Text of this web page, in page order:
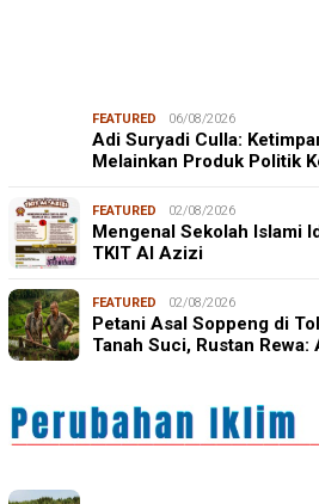
FEATURED 06/08/2026
Adi Suryadi Culla:
Melainkan Produk Politik
FEATURED 02/08/2026
Mengenal Sekolah Islami
TKIT Al Azizi
FEATURED 02/08/2026
Petani Asal Soppeng di
Tanah Suci, Rustan